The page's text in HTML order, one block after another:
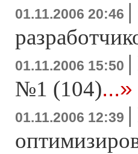
01.11.2006 20:46 |
01.11.2006 15:50 |
№1 (104)...»
01.11.2006 12:39 |